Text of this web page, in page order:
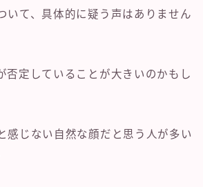
いて、具体的に疑う声はありません
否定していることが大きいのかもし
感じない自然な顔だと思う人が多い